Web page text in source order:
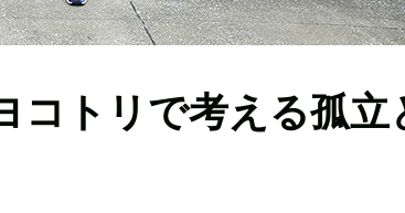
コトリで考える孤立